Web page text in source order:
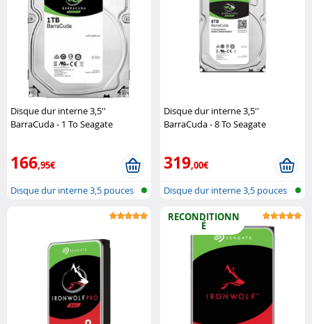
Disque dur interne 3,5''
BarraCuda - 1 To Seagate
166,95€
Disque dur interne 3,5 pouces
Disque dur interne 3,5''
BarraCuda - 8 To Seagate
319,00€
Disque dur interne 3,5 pouces
RECONDITIONN
É